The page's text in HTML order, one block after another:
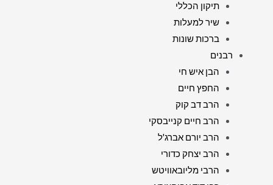
תיקון הכללי
שיר למעלות
ברכות שונות
רבנים
הבן איש חי
החפץ חיים
הרב דב קוק
הרב חיים קנייבסקי
הרב יורם אברג'ל
הרב יצחק כדורי
הרבי מליובאוויטש